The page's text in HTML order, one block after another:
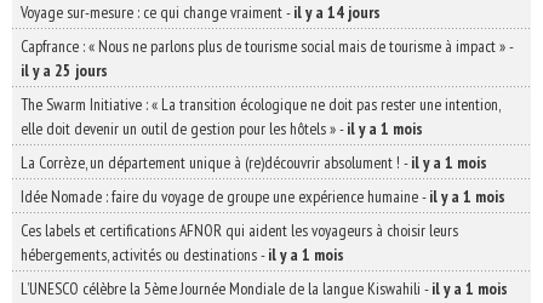
Voyage sur-mesure : ce qui change vraiment-il y a 14 jours
Capfrance : « Nous ne parlons plus de tourisme social mais de tourisme à impact »-
il y a 25 jours
The Swarm Initiative : « La transition écologique ne doit pas rester une intention,
elle doit devenir un outil de gestion pour les hôtels »-il y a 1 mois
La Corrèze, un département unique à (re)découvrir absolument ! -il y a 1 mois
Idée Nomade : faire du voyage de groupe une expérience humaine-il y a 1 mois
Ces labels et certifications AFNOR qui aident les voyageurs à choisir leurs
hébergements, activités ou destinations-il y a 1 mois
L’UNESCO célèbre la 5ème Journée Mondiale de la langue Kiswahili -il y a 1 mois